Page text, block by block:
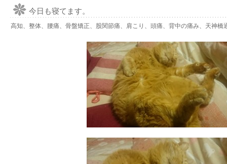
今日も寝てます。
高知、整体、腰痛、骨盤矯正、股関節痛、肩こり、頭痛、背中の痛み、天神橋